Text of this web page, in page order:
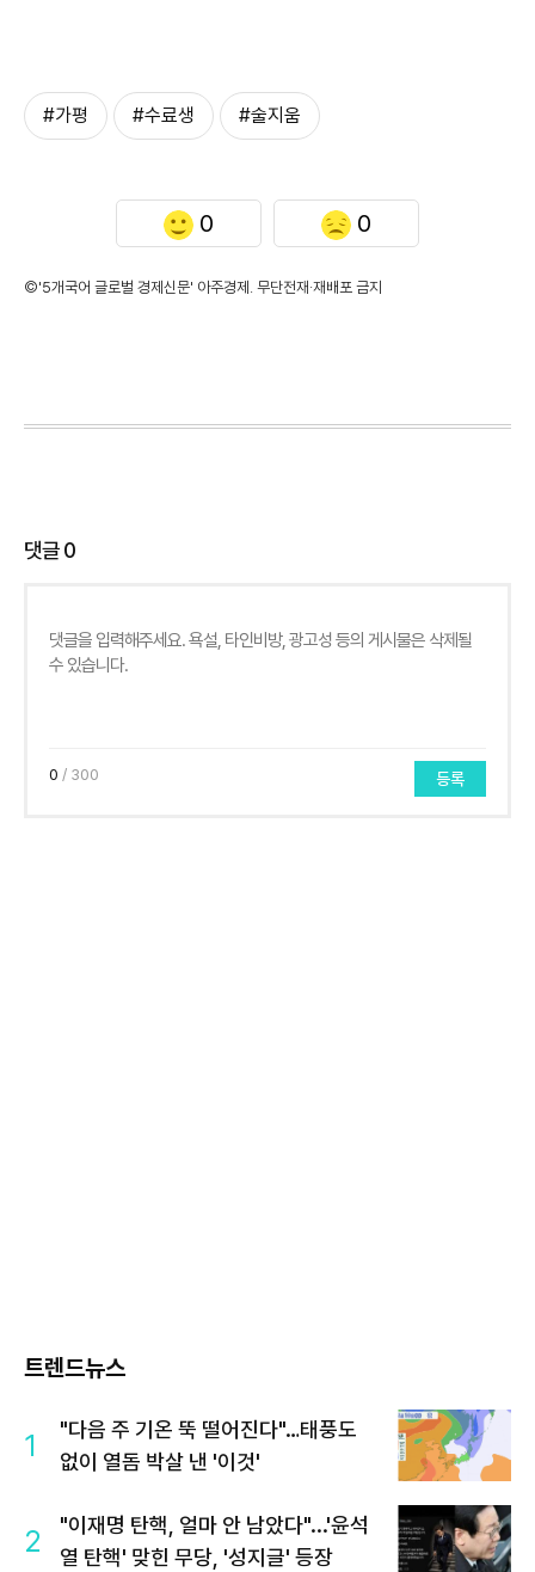
#가평 #수료생 #술지움
0 0
©'5개국어 글로벌 경제신문' 아주경제. 무단전재·재배포 금지
댓글0
0 / 300 등록
트렌드뉴스
1
"다음 주 기온 뚝 떨어진다"…태풍도
없이 열돔 박살 낸 '이것'
2
"이재명 탄핵, 얼마 안 남았다"...'윤석
열 탄핵' 맞힌 무당, '성지글' 등장